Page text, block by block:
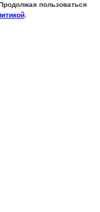
пользоваться
.